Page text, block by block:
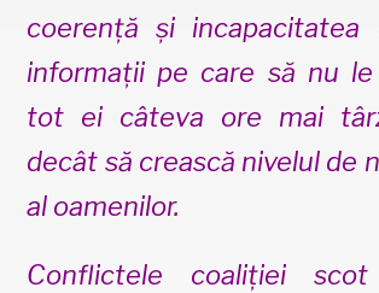
coerență și
informații pe care să nu le
tot ei câteva ore mai
decât să crească nivelul de
al oamenilor.
Conflictele coaliției